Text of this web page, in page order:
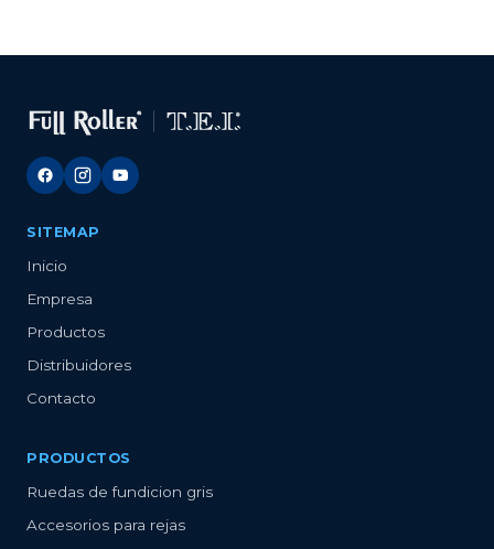
SITEMAP
Inicio
Empresa
Productos
Distribuidores
Contacto
PRODUCTOS
Ruedas de fundicion gris
Accesorios para rejas